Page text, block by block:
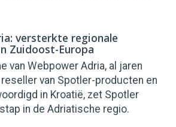
versterkte regionale
Zuidoost-Europa
van Webpower Adria, al jaren
van Spotler-producten en
in Kroatië, zet Spotler
in de Adriatische regio.